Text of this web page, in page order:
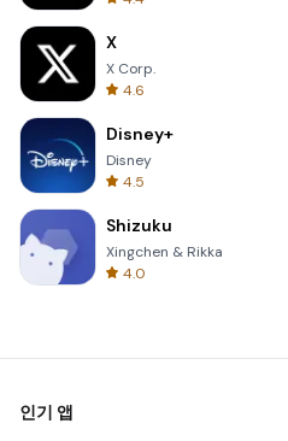
X
X Corp.
4.6
Disney+
Disney
4.5
Shizuku
Xingchen & Rikka
4.0
인기 앱